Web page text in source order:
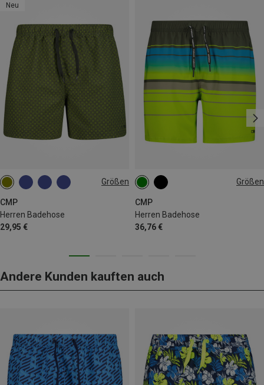
Neu
Größen
CMP
Herren Badehose
29,95 €
M L XL
3XL
4XL
Größen
CMP
Herren Badehose
36,76 €
Andere Kunden kauften auch